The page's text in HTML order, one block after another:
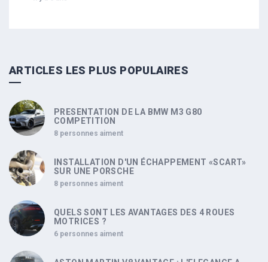
ARTICLES LES PLUS POPULAIRES
PRESENTATION DE LA BMW M3 G80
COMPETITION
8 personnes aiment
INSTALLATION D'UN ÉCHAPPEMENT «SCART»
SUR UNE PORSCHE
8 personnes aiment
QUELS SONT LES AVANTAGES DES 4 ROUES
MOTRICES ?
6 personnes aiment